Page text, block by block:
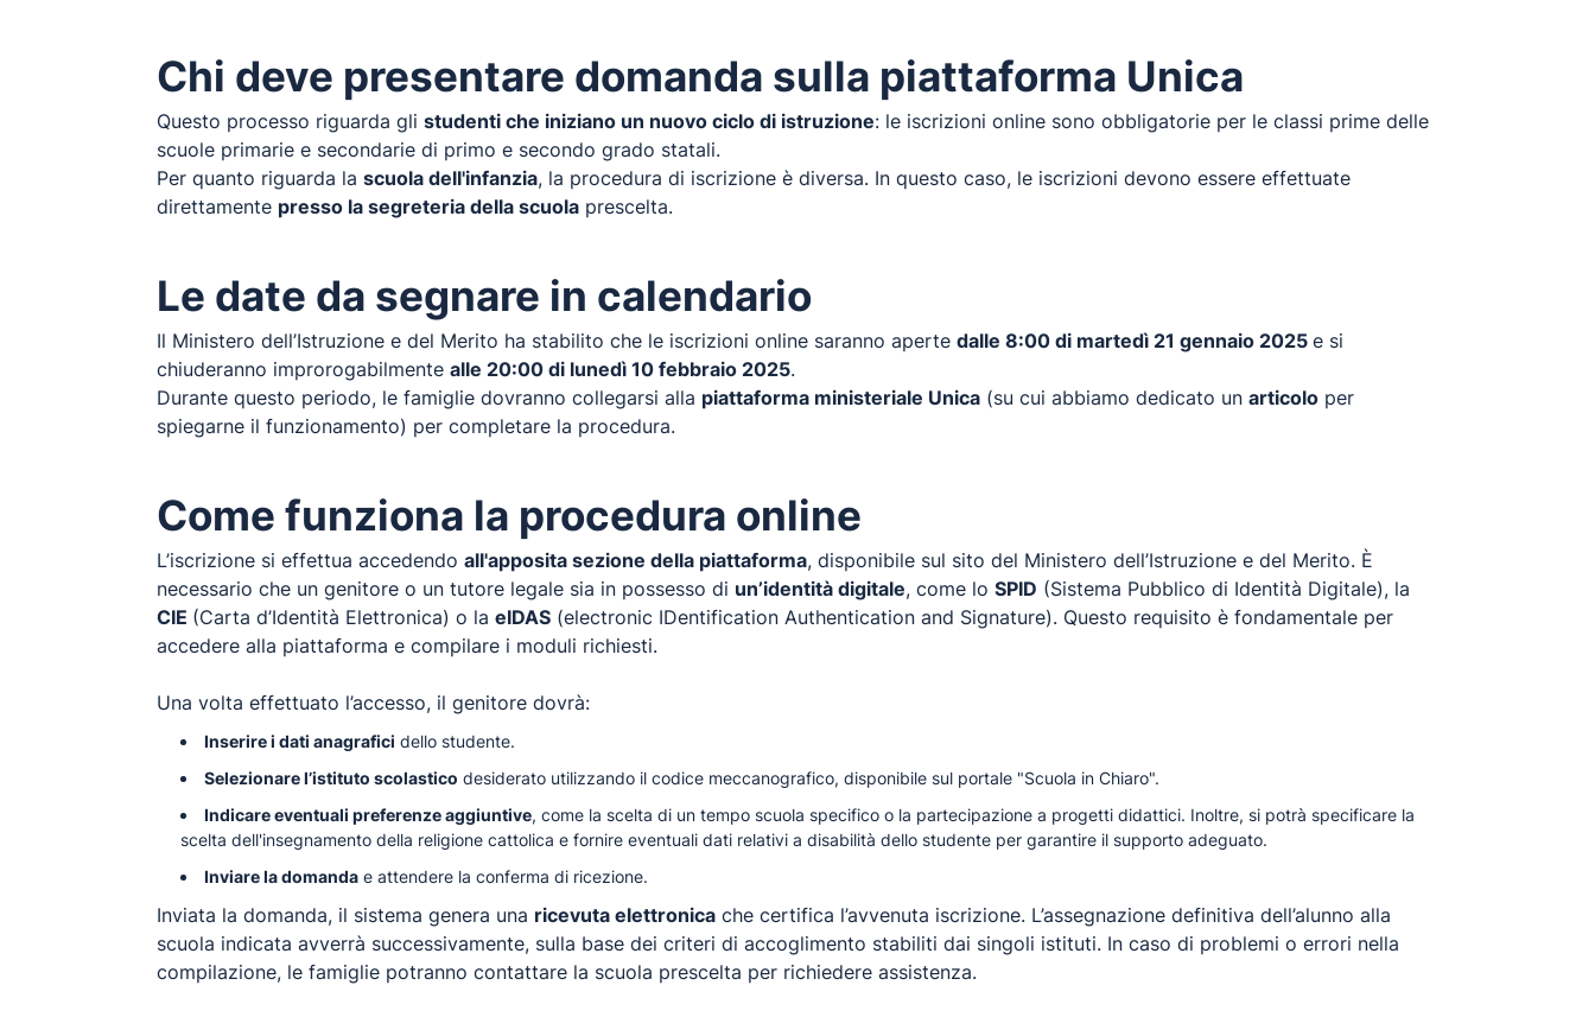
Chi deve presentare domanda sulla piattaforma Unica
Questo processo riguarda gli studenti che iniziano un nuovo ciclo di istruzione: le iscrizioni online sono obbligatorie per le classi prime delle
scuole primarie e secondarie di primo e secondo grado statali.
Per quanto riguarda la scuola dell'infanzia, la procedura di iscrizione è diversa. In questo caso, le iscrizioni devono essere effettuate
direttamente presso la segreteria della scuola prescelta.
Le date da segnare in calendario
Il Ministero dell’Istruzione e del Merito ha stabilito che le iscrizioni online saranno aperte dalle 8:00 di martedì 21 gennaio 2025 e si
chiuderanno improrogabilmente alle 20:00 di lunedì 10 febbraio 2025.
Durante questo periodo, le famiglie dovranno collegarsi alla piattaforma ministeriale Unica (su cui abbiamo dedicato un articolo per
spiegarne il funzionamento) per completare la procedura.
Come funziona la procedura online
L’iscrizione si effettua accedendo all'apposita sezione della piattaforma, disponibile sul sito del Ministero dell’Istruzione e del Merito. È
necessario che un genitore o un tutore legale sia in possesso di un’identità digitale, come lo SPID (Sistema Pubblico di Identità Digitale), la
CIE (Carta d’Identità Elettronica) o la eIDAS (electronic IDentification Authentication and Signature). Questo requisito è fondamentale per
accedere alla piattaforma e compilare i moduli richiesti.
Una volta effettuato l’accesso, il genitore dovrà:
Inserire i dati anagrafici dello studente.
Selezionare l’istituto scolastico desiderato utilizzando il codice meccanografico, disponibile sul portale "Scuola in Chiaro".
Indicare eventuali preferenze aggiuntive, come la scelta di un tempo scuola specifico o la partecipazione a progetti didattici. Inoltre, si potrà specificare la
scelta dell'insegnamento della religione cattolica e fornire eventuali dati relativi a disabilità dello studente per garantire il supporto adeguato.
Inviare la domanda e attendere la conferma di ricezione.
Inviata la domanda, il sistema genera una ricevuta elettronica che certifica l’avvenuta iscrizione. L’assegnazione definitiva dell’alunno alla
scuola indicata avverrà successivamente, sulla base dei criteri di accoglimento stabiliti dai singoli istituti. In caso di problemi o errori nella
compilazione, le famiglie potranno contattare la scuola prescelta per richiedere assistenza.